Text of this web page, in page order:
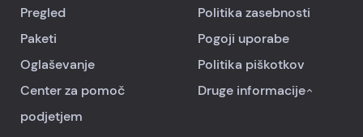
Pregled
Paketi
Oglaševanje
Center za pomoč
podjetjem
Politika zasebnosti
Pogoji uporabe
Politika piškotkov
Druge informacije